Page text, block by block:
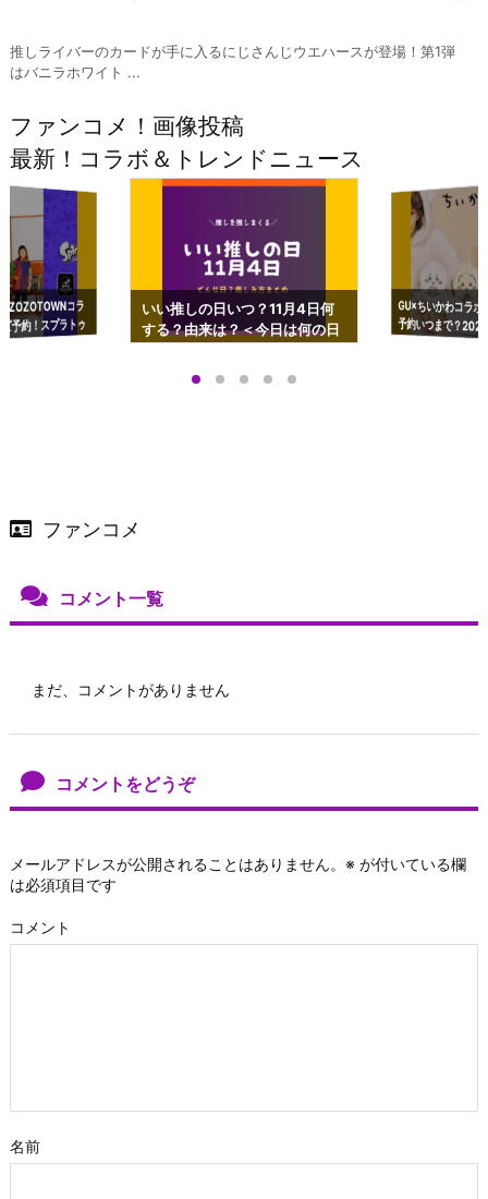
推しライバーのカードが手に入るにじさんじウエハースが登場！第1弾
はバニラホワイト ...
ファンコメ！画像投稿
最新！コラボ＆トレンドニュース
コラ
予約！スプラトゥ
ップも渋谷Hz
いい推しの日いつ？11月4日何
する？由来は？＜今日は何の日
GU×ちいかわコラ
予約いつまで？
ーチやショルダー
ファンコメ
コメント一覧
まだ、コメントがありません
コメントをどうぞ
メールアドレスが公開されることはありません。 ※ が付いている欄
は必須項目です
コメント
名前